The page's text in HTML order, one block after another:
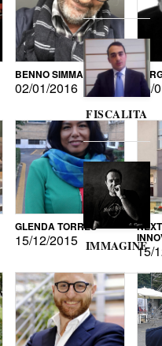
BENNO SIMMA
02/01/2016
GLENDA TORRES
15/12/2015
15/
FISCALITA
IMMAGINE